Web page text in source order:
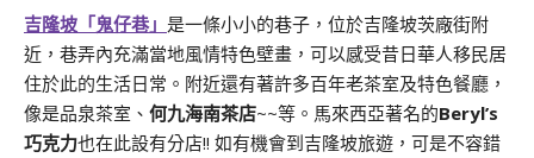
吉隆坡「鬼仔巷」 是一條小小的巷子，位於吉隆坡茨廠街附
近，巷弄內充滿當地風情特色壁畫，可以感受昔日華人移民居
住於此的生活日常。附近還有著許多百年老茶室及特色餐廳，
像是品泉茶室、 何九海南茶店~~等。馬來西亞著名的Beryl’s
巧克力也在此設有分店!! 如有機會到吉隆坡旅遊，可是不容錯